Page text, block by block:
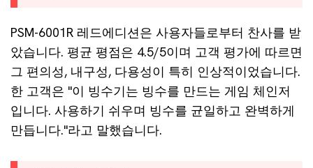
PSM-6001R 레드에디션은 사용자들로부터 찬사를 받
았습니다. 평균 평점은 4.5/5이며 고객 평가에 따르면
그 편의성, 내구성, 다용성이 특히 인상적이었습니다.
한 고객은 "이 빙수기는 빙수를 만드는 게임 체인저
입니다. 사용하기 쉬우며 빙수를 균일하고 완벽하게
만듭니다."라고 말했습니다.